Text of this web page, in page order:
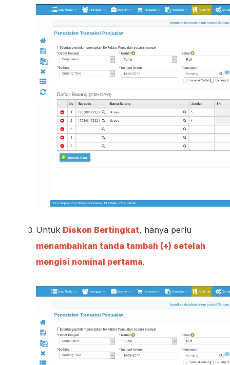
Untuk Diskon Bertingkat, hanya perlu
menambahkan tanda tambah (+) setelah
mengisi nominal pertama.